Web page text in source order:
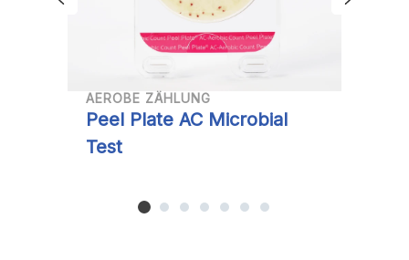
AEROBE ZÄHLUNG
Peel Plate AC Microbial
Test